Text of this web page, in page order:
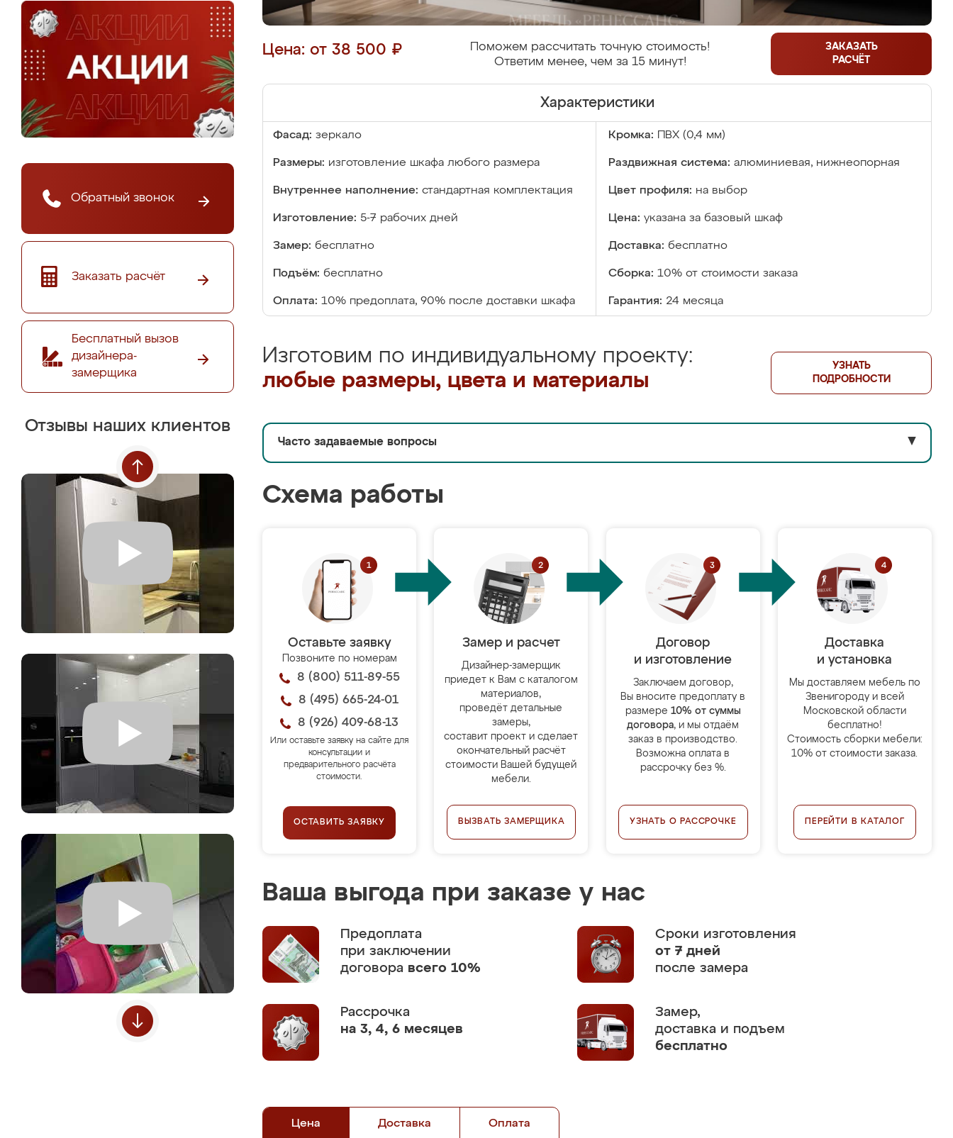
Обратный звонок
Заказать расчёт
Бесплатный вызов
дизайнера-
замерщика
Отзывы наших клиентов
Цена: от 38 500 ₽
Поможем рассчитать точную стоимость!
Ответим менее, чем за 15 минут!
ЗАКАЗАТЬ
РАСЧЁТ
Характеристики
Фасад: зеркало Кромка: ПВХ (0,4 мм)
Размеры: изготовление шкафа любого размера Раздвижная система: алюминиевая, нижнеопорная
Внутреннее наполнение: стандартная комплектация Цвет профиля: на выбор
Изготовление: 5-7 рабочих дней Цена: указана за базовый шкаф
Замер: бесплатно Доставка: бесплатно
Подъём: бесплатно Сборка: 10% от стоимости заказа
Оплата: 10% предоплата, 90% после доставки шкафа Гарантия: 24 месяца
Изготовим по индивидуальному проекту:
любые размеры, цвета и материалы
УЗНАТЬ
ПОДРОБНОСТИ
Часто задаваемые вопросы ▼
Схема работы
Оставьте заявку
Позвоните по номерам
8 (800) 511-89-55
8 (495) 665-24-01
8 (926) 409-68-13
Или оставьте заявку на сайте для
консультации и
предварительного расчёта
стоимости.
ОСТАВИТЬ ЗАЯВКУ
Замер и расчет
Дизайнер-замерщик
приедет к Вам с каталогом
материалов,
проведёт детальные
замеры,
составит проект и сделает
окончательный расчёт
стоимости Вашей будущей
мебели.
ВЫЗВАТЬ ЗАМЕРЩИКА
Договор
и изготовление
Заключаем договор,
Вы вносите предоплату в
размере 10% от суммы
договора, и мы отдаём
заказ в производство.
Возможна оплата в
рассрочку без %.
УЗНАТЬ О РАССРОЧКЕ
Доставка
и установка
Мы доставляем мебель по
Звенигороду и всей
Московской области
бесплатно!
Стоимость сборки мебели:
10% от стоимости заказа.
ПЕРЕЙТИ В КАТАЛОГ
Ваша выгода при заказе у нас
Предоплата
при заключении
договора всего 10%
Сроки изготовления
от 7 дней
после замера
Рассрочка
на 3, 4, 6 месяцев
Замер,
доставка и подъем
бесплатно
Цена Доставка Оплата